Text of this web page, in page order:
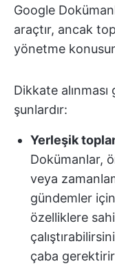
Google
araçtır, ancak
yönetme
Dikkate alınması
şunlardır:
Yerleşik
Dokümanlar,
veya
gündemler
özelliklere
çaba gerektirir